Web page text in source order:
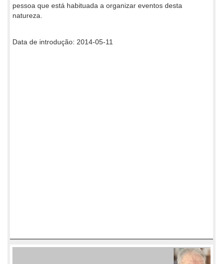
pessoa que está habituada a organizar eventos desta
natureza.
Data de introdução: 2014-05-11